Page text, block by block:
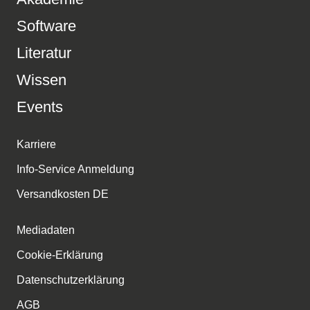
Software
Literatur
Wissen
Events
Karriere
Info-Service Anmeldung
Versandkosten DE
Mediadaten
Cookie-Erklärung
Datenschutzerklärung
AGB